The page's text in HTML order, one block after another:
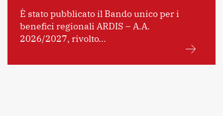
È stato pubblicato il Bando unico per i
benefici regionali ARDIS – A.A.
2026/2027, rivolto...